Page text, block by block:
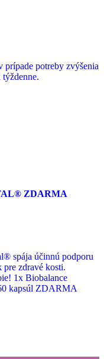
potreby zvýšenia
ZDARMA
spája účinnú podporu
zdravé kosti.
1x Biobalance
kapsúl ZDARMA